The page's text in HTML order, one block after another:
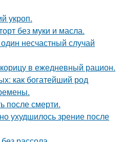
укроп.
без муки и масла.
несчастный случай
в ежедневный рацион.
как богатейший род
после смерти.
ухудшилось зрение после